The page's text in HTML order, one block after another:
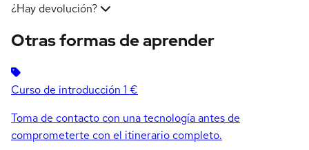
¿Hay devolución?
Otras formas de aprender
Curso de introducción 1 €
Toma de contacto con una tecnología antes de
comprometerte con el itinerario completo.